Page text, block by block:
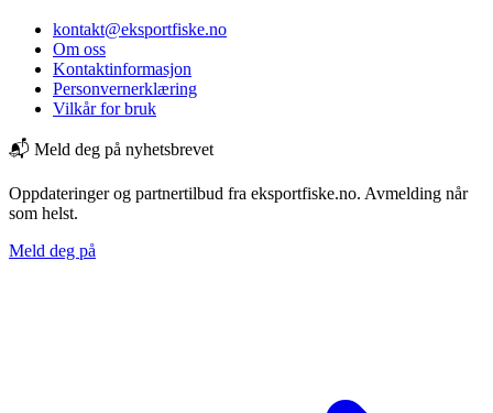
kontakt@eksportfiske.no
Om oss
Kontaktinformasjon
Personvernerklæring
Vilkår for bruk
📬 Meld deg på nyhetsbrevet
Oppdateringer og partnertilbud fra eksportfiske.no. Avmelding når
som helst.
Meld deg på